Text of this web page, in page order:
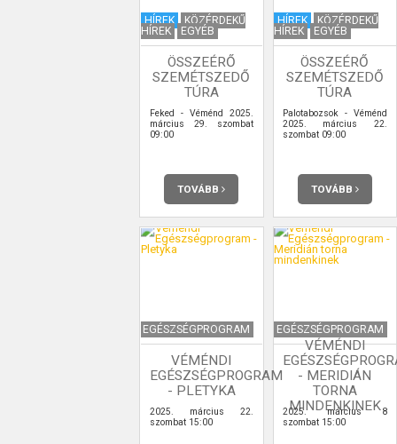
HÍREK
KÖZÉRDEKŰ
HÍREK
EGYÉB
ÖSSZEÉRŐ
SZEMÉTSZEDŐ
TÚRA
Feked - Véménd 2025.
március 29. szombat
09:00
TOVÁBB
HÍREK
KÖZÉRDEKŰ
HÍREK
EGYÉB
ÖSSZEÉRŐ
SZEMÉTSZEDŐ
TÚRA
Palotabozsok - Véménd
2025. március 22.
szombat 09:00
TOVÁBB
EGÉSZSÉGPROGRAM
VÉMÉNDI
EGÉSZSÉGPROGRAM
- PLETYKA
2025. március 22.
szombat 15:00
EGÉSZSÉGPROGRAM
VÉMÉNDI
- MERIDIÁN
TORNA
MINDENKINEK
2025. március 8
szombat 15:00